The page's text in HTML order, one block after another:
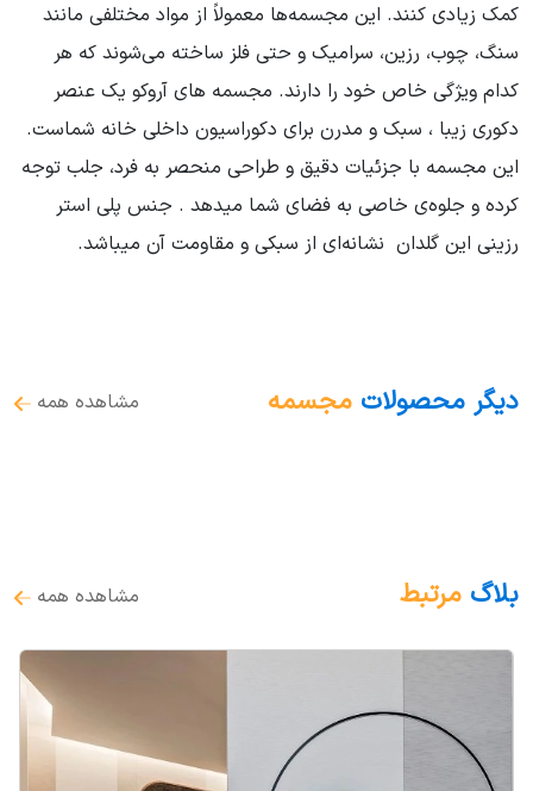
کمک زیادی کنند. این مجسمه‌ها معمولاً از مواد مختلفی مانند
سنگ، چوب، رزین، سرامیک و حتی فلز ساخته می‌شوند که هر
کدام ویژگی خاص خود را دارند. مجسمه های آروکو یک عنصر
دکوری زیبا ، سبک و مدرن برای دکوراسیون داخلی خانه شماست.
این مجسمه با جزئیات دقیق و طراحی منحصر به فرد، جلب توجه
کرده و جلوه‌ی خاصی به فضای شما میدهد . جنس پلی استر
رزینی این گلدان نشانه‌ای از سبکی و مقاومت آن میباشد.
دیگر محصولات مجسمه مشاهده همه
بلاگ مرتبط مشاهده همه